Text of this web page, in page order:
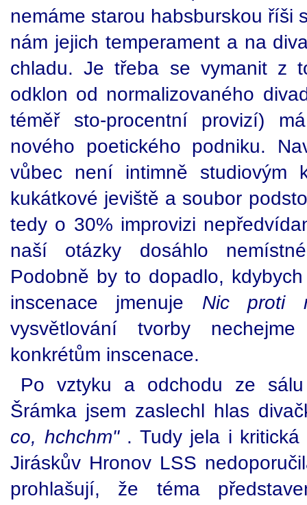
nemáme starou habsburskou říši
nám jejich temperament a na
chladu. Je třeba se vymanit z
odklon od normalizovaného
téměř sto-procentní provizí)
nového poetického podniku.
vůbec není intimně studiovým
kukátkové jeviště a soubor
tedy o 30% improvizi
naší otázky dosáhlo
Podobně by to dopadlo,
inscenace jmenuje Nic proti
vysvětlování tvorby
konkrétům inscenace.
Po vztyku a odchodu ze
Šrámka jsem zaslechl hlas
co, hchchm" . Tudy jela i
Jiráskův Hronov LSS
prohlašují, že téma